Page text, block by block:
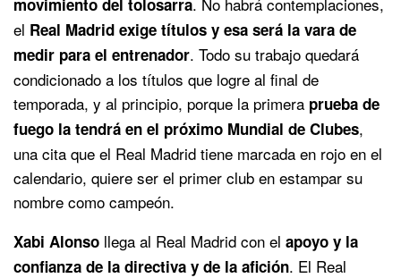
el Real Madrid exige títulos y esa será la vara de
medir para el entrenador. Todo su trabajo quedará
condicionado a los títulos que logre al final de
temporada, y al principio, porque la primera prueba de
fuego la tendrá en el próximo Mundial de Clubes,
una cita que el Real Madrid tiene marcada en rojo en el
calendario, quiere ser el primer club en estampar su
nombre como campeón.
Xabi Alonso llega al Real Madrid con el apoyo y la
confianza de la directiva y de la afición. El Real